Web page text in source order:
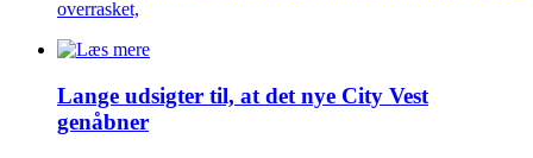
overrasket,
Lange udsigter til, at det nye City Vest
genåbner